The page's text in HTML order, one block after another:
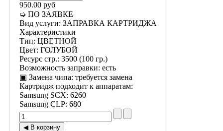
950.00 руб
➭ ПО ЗАЯВКЕ
Вид услуги: ЗАПРАВКА КАРТРИДЖА
Характеристики
Тип: ЦВЕТНОЙ
Цвет: ГОЛУБОЙ
Ресурс стр.: 3500 (100 гр.)
Возможность заправки: есть
▣ Замена чипа: требуется замена
Картридж подходит к аппаратам:
Samsung SCX: 6260
Samsung CLP: 680